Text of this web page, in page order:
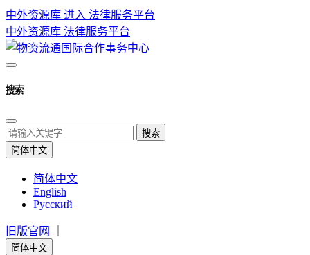
中外资源库 进入 法律服务平台
中外资源库 法律服务平台
搜索
搜索
简体中文
简体中文
English
Русский
旧版官网
简体中文